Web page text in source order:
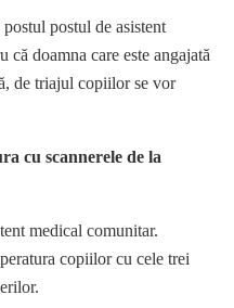
postul de asistent
că doamna care este angajată
de triajul copiilor se vor
cu scannerele de la
medical comunitar.
copiilor cu cele trei